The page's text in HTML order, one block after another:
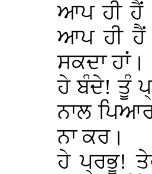
ਆਪ ਹੀ ਹੈਂ
ਆਪ ਹੀ
ਸਕਦਾ ਹਾਂ।
ਹੇ ਬੰਦੇ! ਤੂੰ
ਨਾਲ
ਨਾ ਕਰ।
ਹੇ ਪ੍ਰਭੂ!